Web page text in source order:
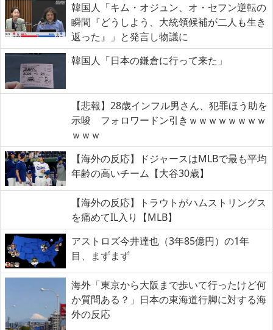
韓国人「キム・オジュン、オ・セフン逆転の
瞬間『どうしよう、大統領候補が二人も生き
返った』」と発言し物議に
韓国人「日本の鎌倉に行って来た」
【悲報】28歳インフル男さん、犯罪ほう助を
示唆 フォロワードン引きｗｗｗｗｗｗｗｗ
ｗｗｗ
【海外の反応】ドジャースはMLBで最も平均
年齢の高いチーム【大谷30歳】
【海外の反応】トラウトがハムストリングス
を痛めてIL入り【MLB】
アストロズ今井達也（3年85億円）の1年
目、まずまず
海外「東京から大阪まで歩いて行ったけど何
か質問ある？」日本の東海道行脚に対する海
外の反応